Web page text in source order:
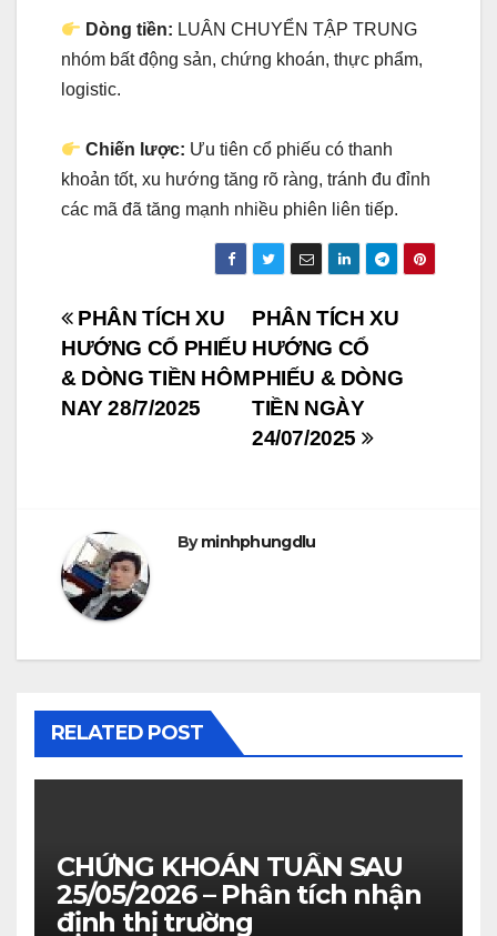
Dòng tiền: LUÂN CHUYỂN TẬP TRUNG
nhóm bất động sản, chứng khoán, thực phẩm,
logistic.
Chiến lược: Ưu tiên cổ phiếu có thanh
khoản tốt, xu hướng tăng rõ ràng, tránh đu đỉnh
các mã đã tăng mạnh nhiều phiên liên tiếp.
Post
navigation
PHÂN TÍCH XU
HƯỚNG CỔ
PHIẾU & DÒNG
TIỀN NGÀY
24/07/2025
PHÂN TÍCH XU
HƯỚNG CỔ PHIẾU
& DÒNG TIỀN HÔM
NAY 28/7/2025
Byminhphungdlu
RELATED POST
CHỨNG KHOÁN TUẦN SAU
25/05/2026 – Phân tích nhận
định thị trường